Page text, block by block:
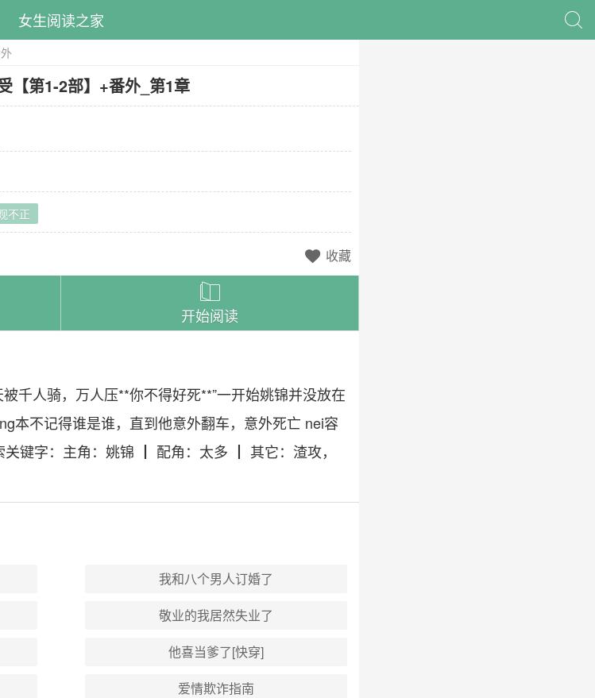
女生阅读之家 
【第1-2部】+番外_ 第1章
不正
 收藏

开始阅读
千人骑，万人压**你不得好死**”一开始姚锦并没放在
本不记得谁是谁，直到他意外翻车，意外死亡 nei容
键字：主角：姚锦 ┃ 配角：太多 ┃ 其它：渣攻，
我和八个男人订婚了
敬业的我居然失业了
他喜当爹了[快穿]
爱情欺诈指南